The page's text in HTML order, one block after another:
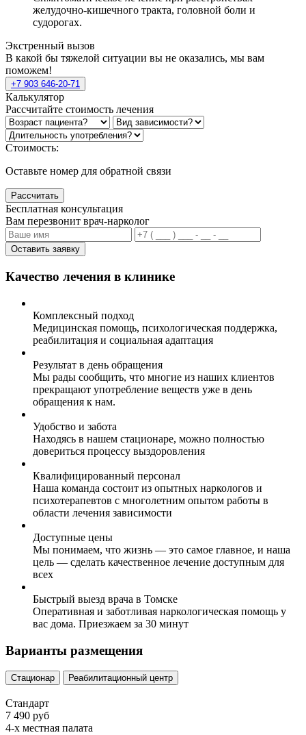
желудочно-кишечного тракта, головной боли и
судорогах.
Экстренный вызов
В какой бы тяжелой ситуации вы не оказались, мы вам
поможем!
+7 903 646-20-71
Калькулятор
Рассчитайте стоимость лечения
Стоимость:
Оставьте номер для обратной связи
Рассчитать
Бесплатная консультация
Вам перезвонит врач-нарколог
Оставить заявку
Качество лечения в клинике
Комплексный подход
Медицинская помощь, психологическая поддержка,
реабилитация и социальная адаптация
Результат в день обращения
Мы рады сообщить, что многие из наших клиентов
прекращают употребление веществ уже в день
обращения к нам.
Удобство и забота
Находясь в нашем стационаре, можно полностью
довериться процессу выздоровления
Квалифицированный персонал
Наша команда состоит из опытных наркологов и
психотерапевтов с многолетним опытом работы в
области лечения зависимости
Доступные цены
Мы понимаем, что жизнь — это самое главное, и наша
цель — сделать качественное лечение доступным для
всех
Быстрый выезд врача в Томске
Оперативная и заботливая наркологическая помощь у
вас дома. Приезжаем за 30 минут
Варианты размещения
Стационар Реабилитационный центр
Стандарт
7 490 руб
4-х местная палата